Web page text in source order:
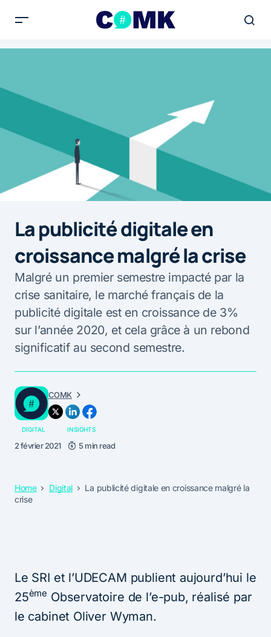
La publicité digitale en
croissance malgré la crise
Malgré un premier semestre impacté par la
crise sanitaire, le marché français de la
publicité digitale est en croissance de 3%
sur l’année 2020, et cela grâce à un rebond
significatif au second semestre.
COMK
DIGITAL INSIGHTS
2 février 2021 5 min read
Home Digital
La publicité digitale en croissance malgré la
crise
Le SRI et l’UDECAM publient aujourd’hui le
25ème Observatoire de l’e-pub, réalisé par
le cabinet Oliver Wyman.